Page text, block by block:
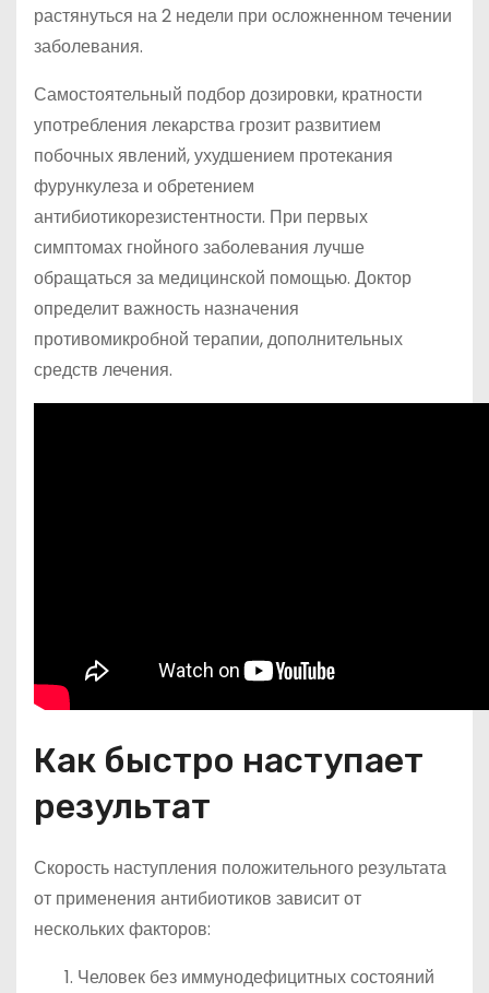
растянуться на 2 недели при осложненном течении
заболевания.
Самостоятельный подбор дозировки, кратности
употребления лекарства грозит развитием
побочных явлений, ухудшением протекания
фурункулеза и обретением
антибиотикорезистентности. При первых
симптомах гнойного заболевания лучше
обращаться за медицинской помощью. Доктор
определит важность назначения
противомикробной терапии, дополнительных
средств лечения.
Как быстро наступает
результат
Скорость наступления положительного результата
от применения антибиотиков зависит от
нескольких факторов:
Человек без иммунодефицитных состояний